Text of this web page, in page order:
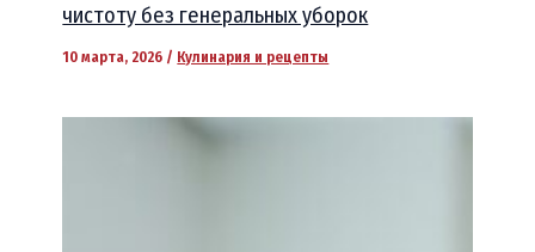
чистоту без генеральных уборок
10 марта, 2026 / Кулинария и рецепты